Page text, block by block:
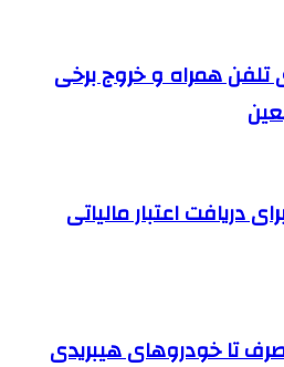
همراه و خروج برخی
دریافت اعتبار مالیاتی
تا خودروهای هیبریدی